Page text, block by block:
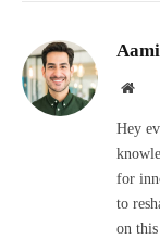
Hey
for
to
on